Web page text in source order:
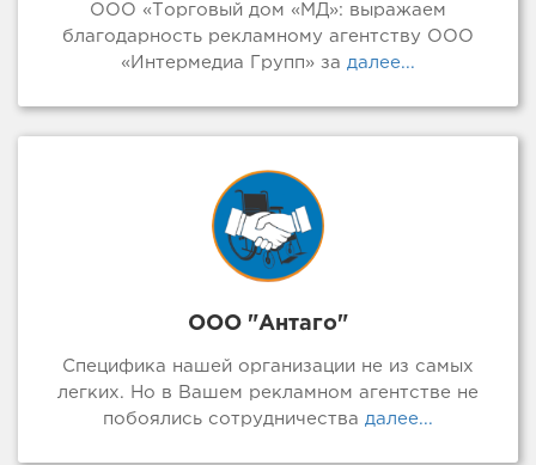
ООО «Торговый дом «МД»: выражаем
благодарность рекламному агентству ООО
«Интермедиа Групп» за далее...
ООО "Антаго"
Специфика нашей организации не из самых
легких. Но в Вашем рекламном агентстве не
побоялись сотрудничества далее...